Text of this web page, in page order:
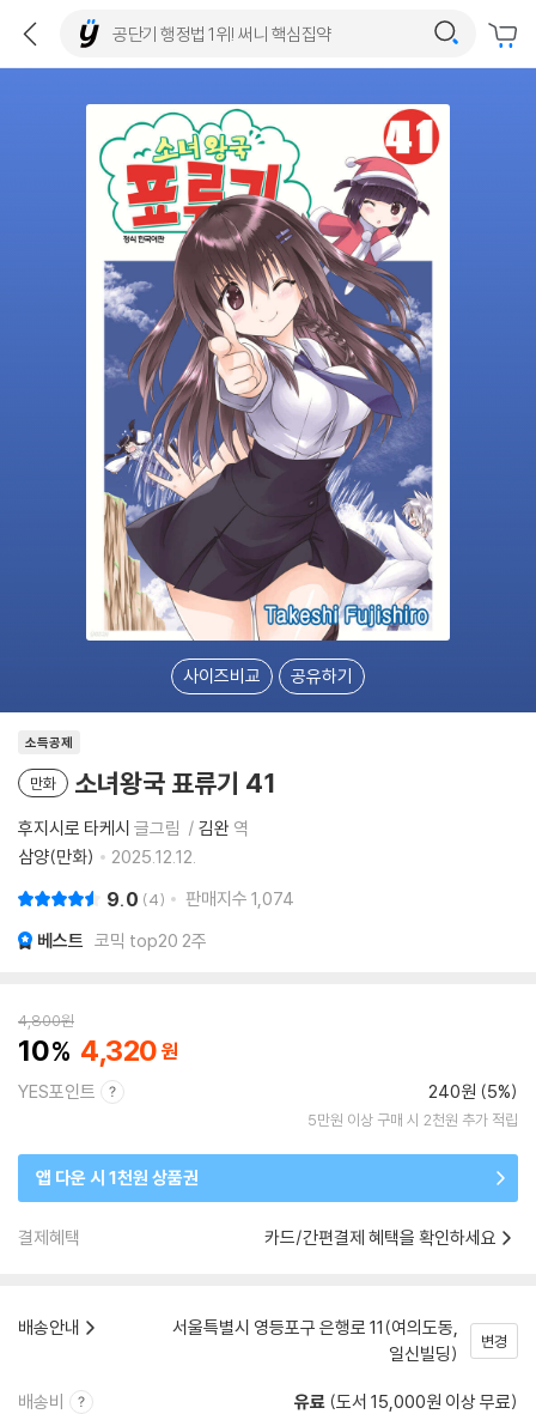
사이즈비교 공유하기
소득공제
만화 소녀왕국 표류기 41
후지시로 타케시 글그림 김완 역
삼양(만화)
2025.12.12.
9.0 4 판매지수 1,074
베스트 코믹 top20 2주
4,800원
10 4,320
YES포인트 240원 (5%)
5만원 이상 구매 시 2천원 추가 적립
앱 다운 시 1천원 상품권
결제혜택 카드/간편결제 혜택을 확인하세요
배송안내
서울특별시 영등포구 은행로 11(여의도동,
일신빌딩)
변경
배송비 유료 (도서 15,000원 이상 무료)